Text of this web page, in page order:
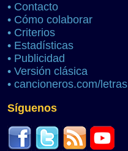
• Contacto
• Cómo colaborar
• Criterios
• Estadísticas
• Publicidad
• Versión clásica
• cancioneros.com/letras
Síguenos